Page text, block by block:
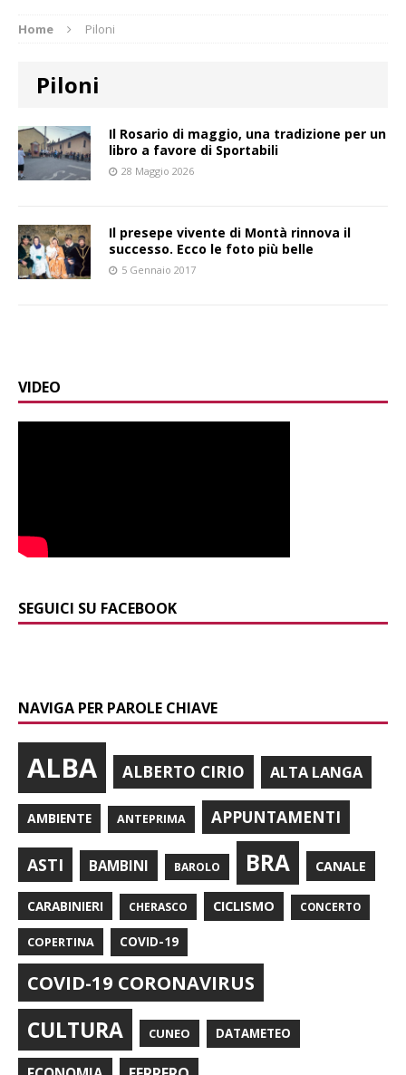
Home Piloni
Piloni
Il Rosario di maggio, una tradizione per un
libro a favore di Sportabili
28 Maggio 2026
Il presepe vivente di Montà rinnova il
successo. Ecco le foto più belle
5 Gennaio 2017
VIDEO
SEGUICI SU FACEBOOK
NAVIGA PER PAROLE CHIAVE
ALBA ALBERTO CIRIO ALTA LANGA
AMBIENTE ANTEPRIMA APPUNTAMENTI
ASTI BAMBINI BAROLO BRA CANALE
CARABINIERI CHERASCO CICLISMO CONCERTO
COPERTINA COVID-19
COVID-19 CORONAVIRUS
CULTURA CUNEO DATAMETEO